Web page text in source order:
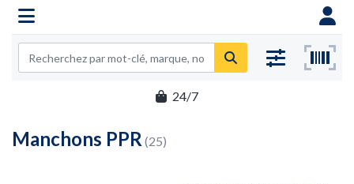
24/7
Manchons PPR (25)